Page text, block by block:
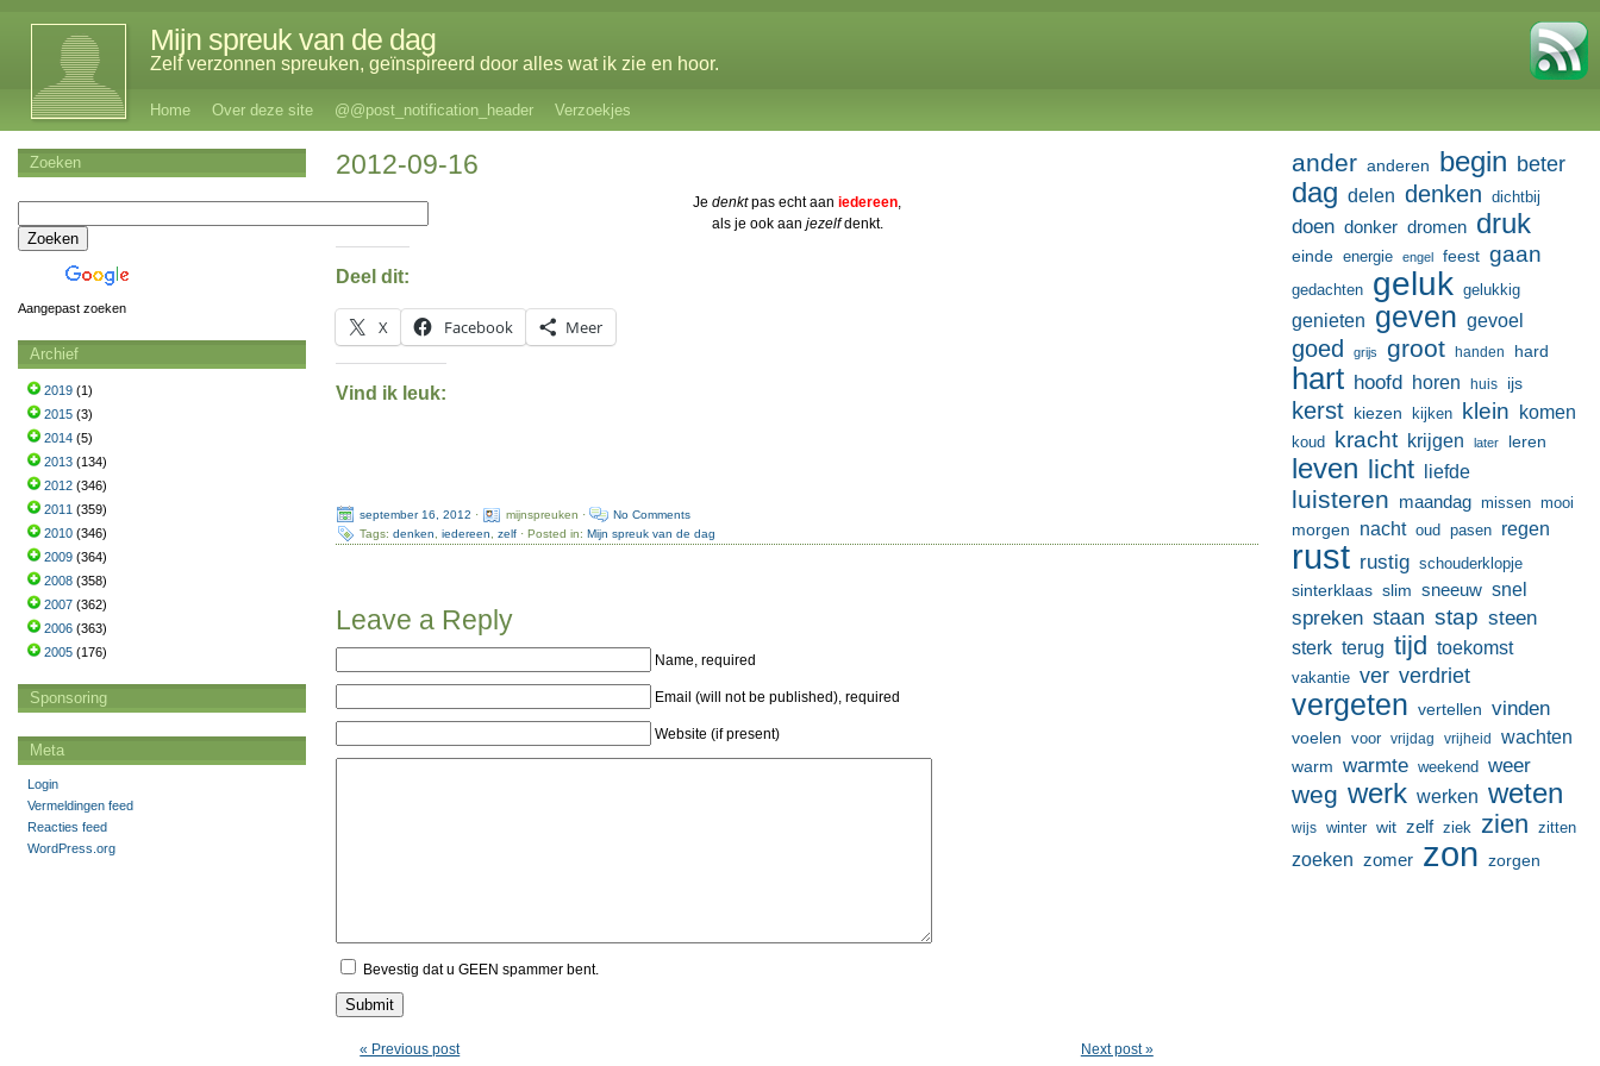
Mijn spreuk van de dag
Zelf verzonnen spreuken, geïnspireerd door alles wat ik zie en hoor.
Home Over deze site @@post_notification_header Verzoekjes
2012-09-16
Jedenktpas echt aaniedereen,
als je ook aan jezelfdenkt.
Deel dit:
X Facebook Meer
Vind ik leuk:
september 16, 2012 · mijnspreuken ·
No Comments
Tags:denken ,iedereen ,zelf · Posted in:Mijn spreuk van de dag
Leave a Reply
Name, required
Email (will not be published), required
Website (if present)
Bevestig dat u GEEN spammer bent.
« Previous post Next post »
ander anderen begin beter
dag delen denken dichtbij
doen donker dromen druk
einde energie engel feest gaan
gedachten geluk gelukkig
genieten geven gevoel
goed grijs groot handen hard
hart hoofd horen huis ijs
kerst kiezen kijken klein komen
koud kracht krijgen later leren
leven licht liefde
luisteren maandag missen mooi
morgen nacht oud pasen regen
rust rustig schouderklopje
sinterklaas slim sneeuw snel
spreken staan stap steen
sterk terug tijd toekomst
vakantie ver verdriet
vergeten vertellen vinden
voelen voor vrijdag vrijheid wachten
warm warmte weekend weer
weg werk werken weten
wijs winter wit zelf ziek zien zitten
zoeken zomer zon zorgen
Zoeken
Aangepast zoeken
Archief
2019 (1)
2015 (3)
2014 (5)
2013 (134)
2012 (346)
2011 (359)
2010 (346)
2009 (364)
2008 (358)
2007 (362)
2006 (363)
2005 (176)
Sponsoring
Meta
Login
Vermeldingen feed
Reacties feed
WordPress.org